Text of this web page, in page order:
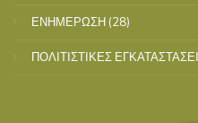
ΕΝΗΜΕΡΩΣΗ (28)
ΠΟΛΙΤΙΣΤΙΚΕΣ